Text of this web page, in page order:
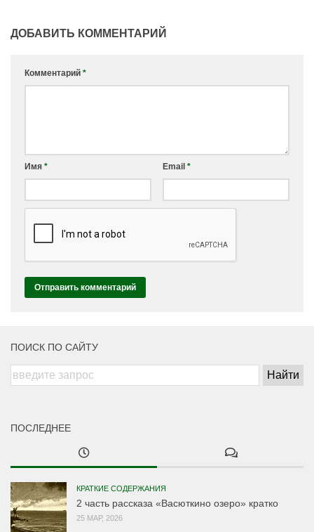
ДОБАВИТЬ КОММЕНТАРИЙ
Комментарий *
Имя * Email *
ПОИСК ПО САЙТУ
ПОСЛЕДНЕЕ
КРАТКИЕ СОДЕРЖАНИЯ
2 часть рассказа «Васюткино озеро» кратко
25 МАР, 2026